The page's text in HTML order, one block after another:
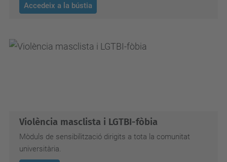
Accedeix a la bústia
Violència masclista i LGTBI-fòbia
Mòduls de sensibilització dirigits a tota la comunitat
universitària.